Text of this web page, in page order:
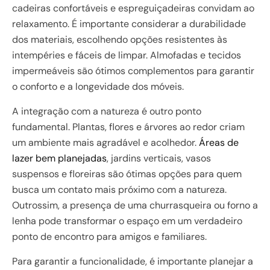
cadeiras confortáveis e espreguiçadeiras convidam ao
relaxamento. É importante considerar a durabilidade
dos materiais, escolhendo opções resistentes às
intempéries e fáceis de limpar. Almofadas e tecidos
impermeáveis são ótimos complementos para garantir
o conforto e a longevidade dos móveis.
A integração com a natureza é outro ponto
fundamental. Plantas, flores e árvores ao redor criam
um ambiente mais agradável e acolhedor.Áreas de
lazer bem planejadas, jardins verticais, vasos
suspensos e floreiras são ótimas opções para quem
busca um contato mais próximo com a natureza.
Outrossim, a presença de uma churrasqueira ou forno a
lenha pode transformar o espaço em um verdadeiro
ponto de encontro para amigos e familiares.
Para garantir a funcionalidade, é importante planejar a